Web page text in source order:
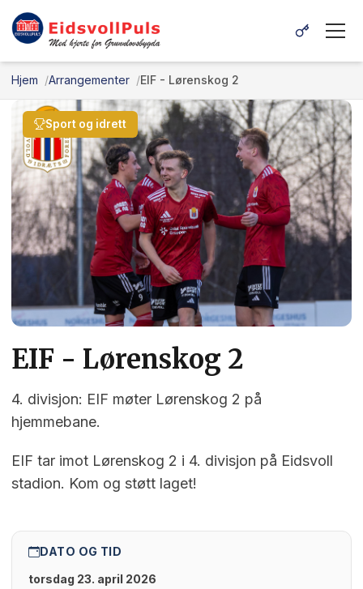
Hjem Arrangementer EIF - Lørenskog 2
Sport og idrett
EIF - Lørenskog 2
4. divisjon: EIF møter Lørenskog 2 på
hjemmebane.
EIF tar imot Lørenskog 2 i 4. divisjon på Eidsvoll
stadion. Kom og støtt laget!
DATO OG TID
torsdag 23. april 2026